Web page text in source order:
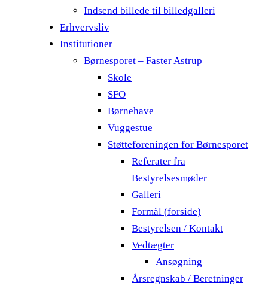
Indsend billede til billedgalleri
Erhvervsliv
Institutioner
Børnesporet – Faster Astrup
Skole
SFO
Børnehave
Vuggestue
Støtteforeningen for Børnesporet
Referater fra
Bestyrelsesmøder
Galleri
Formål (forside)
Bestyrelsen / Kontakt
Vedtægter
Ansøgning
Årsregnskab / Beretninger